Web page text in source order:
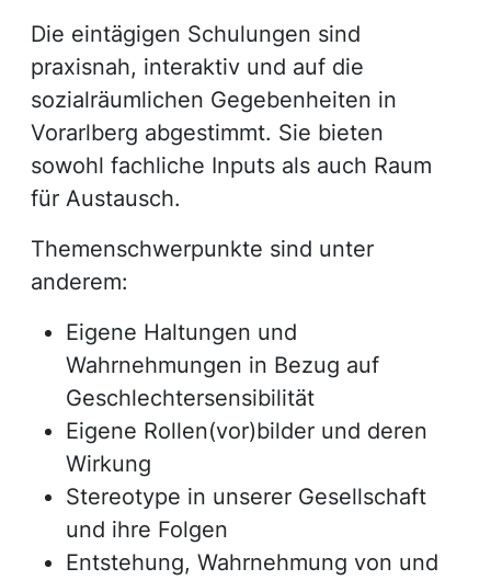
Die eintägigen Schulungen sind
praxisnah, interaktiv und auf die
sozialräumlichen Gegebenheiten in
Vorarlberg abgestimmt. Sie bieten
sowohl fachliche Inputs als auch Raum
für Austausch.
Themenschwerpunkte sind unter
anderem:
Eigene Haltungen und
Wahrnehmungen in Bezug auf
Geschlechtersensibilität
Eigene Rollen(vor)bilder und deren
Wirkung
Stereotype in unserer Gesellschaft
und ihre Folgen
Entstehung, Wahrnehmung von und